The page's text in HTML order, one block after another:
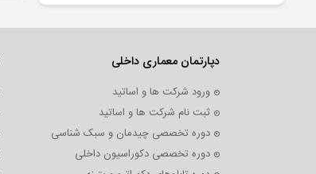
دپارتمان معماری داخلی
ورود شرکت ها و اساتید
ثبت نام شرکت ها و اساتید
دوره تخصصی چیدمان و سبک شناسی
دوره تخصصی دکوراسیون داخلی